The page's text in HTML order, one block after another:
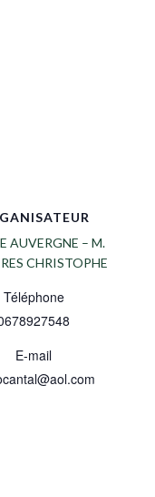
AUVERGNE – M.
CHRISTOPHE
Téléphone
E-mail